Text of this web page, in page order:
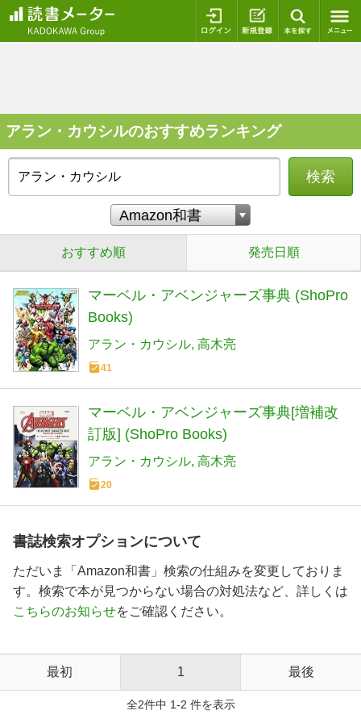
ログイン 新規登録
アラン・カウシルのおすすめランキング
検索
おすすめ順 発売日順
マーベル・アベンジャーズ事典 (ShoPro
Books)
アラン・カウシル 高木亮
41
マーベル・アベンジャーズ事典[増補改
訂版] (ShoPro Books)
アラン・カウシル 高木亮
20
書誌検索オプションについて
ただいま「Amazon和書」検索の仕組みを変更しておりま
す。検索で本が見つからない場合の対処法など、詳しくは
こちらのお知らせをご確認ください。
最初 1 最後
全2件中 1-2 件を表示